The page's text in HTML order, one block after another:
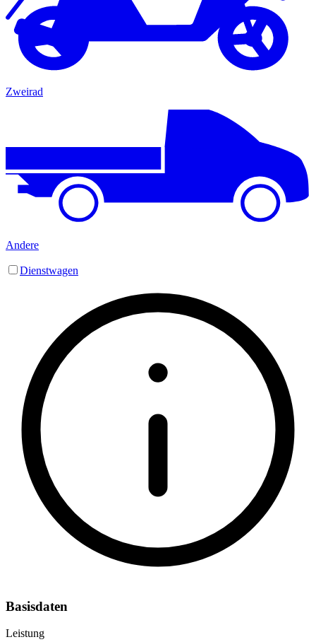
Zweirad
Andere
Dienstwagen
Basisdaten
Leistung